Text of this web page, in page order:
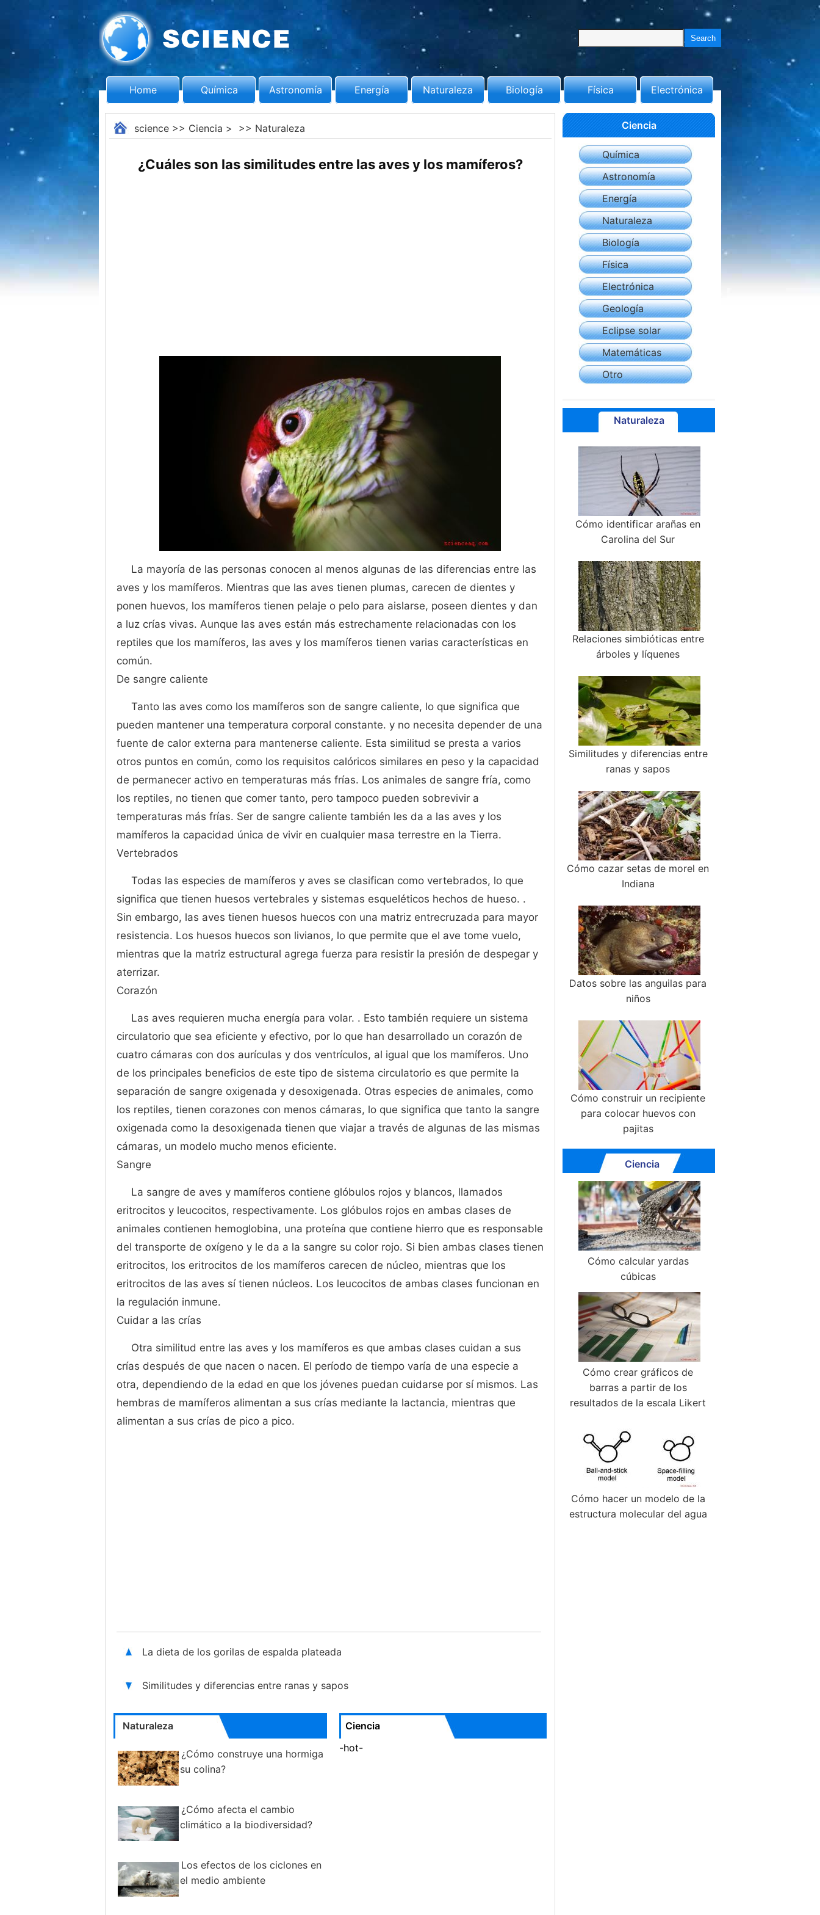
Home Química Astronomía Energía Naturaleza Biología Física Electrónica
science>> Ciencia > >> Naturaleza
¿Cuáles son las similitudes entre las aves y los mamíferos?
La mayoría de las personas conocen al menos algunas de las diferencias entre las
aves y los mamíferos. Mientras que las aves tienen plumas, carecen de dientes y
ponen huevos, los mamíferos tienen pelaje o pelo para aislarse, poseen dientes y dan
a luz crías vivas. Aunque las aves están más estrechamente relacionadas con los
reptiles que los mamíferos, las aves y los mamíferos tienen varias características en
común.
De sangre caliente
Tanto las aves como los mamíferos son de sangre caliente, lo que significa que
pueden mantener una temperatura corporal constante. y no necesita depender de una
fuente de calor externa para mantenerse caliente. Esta similitud se presta a varios
otros puntos en común, como los requisitos calóricos similares en peso y la capacidad
de permanecer activo en temperaturas más frías. Los animales de sangre fría, como
los reptiles, no tienen que comer tanto, pero tampoco pueden sobrevivir a
temperaturas más frías. Ser de sangre caliente también les da a las aves y los
mamíferos la capacidad única de vivir en cualquier masa terrestre en la Tierra.
Vertebrados
Todas las especies de mamíferos y aves se clasifican como vertebrados, lo que
significa que tienen huesos vertebrales y sistemas esqueléticos hechos de hueso. .
Sin embargo, las aves tienen huesos huecos con una matriz entrecruzada para mayor
resistencia. Los huesos huecos son livianos, lo que permite que el ave tome vuelo,
mientras que la matriz estructural agrega fuerza para resistir la presión de despegar y
aterrizar.
Corazón
Las aves requieren mucha energía para volar. . Esto también requiere un sistema
circulatorio que sea eficiente y efectivo, por lo que han desarrollado un corazón de
cuatro cámaras con dos aurículas y dos ventrículos, al igual que los mamíferos. Uno
de los principales beneficios de este tipo de sistema circulatorio es que permite la
separación de sangre oxigenada y desoxigenada. Otras especies de animales, como
los reptiles, tienen corazones con menos cámaras, lo que significa que tanto la sangre
oxigenada como la desoxigenada tienen que viajar a través de algunas de las mismas
cámaras, un modelo mucho menos eficiente.
Sangre
La sangre de aves y mamíferos contiene glóbulos rojos y blancos, llamados
eritrocitos y leucocitos, respectivamente. Los glóbulos rojos en ambas clases de
animales contienen hemoglobina, una proteína que contiene hierro que es responsable
del transporte de oxígeno y le da a la sangre su color rojo. Si bien ambas clases tienen
eritrocitos, los eritrocitos de los mamíferos carecen de núcleo, mientras que los
eritrocitos de las aves sí tienen núcleos. Los leucocitos de ambas clases funcionan en
la regulación inmune.
Cuidar a las crías
Otra similitud entre las aves y los mamíferos es que ambas clases cuidan a sus
crías después de que nacen o nacen. El período de tiempo varía de una especie a
otra, dependiendo de la edad en que los jóvenes puedan cuidarse por sí mismos. Las
hembras de mamíferos alimentan a sus crías mediante la lactancia, mientras que
alimentan a sus crías de pico a pico.
La dieta de los gorilas de espalda plateada
Similitudes y diferencias entre ranas y sapos
Naturaleza
¿Cómo construye una hormiga
su colina?
¿Cómo afecta el cambio
climático a la biodiversidad?
Los efectos de los ciclones en
el medio ambiente
Ciencia
-hot-
Ciencia
Química
Astronomía
Energía
Naturaleza
Biología
Física
Electrónica
Geología
Eclipse solar
Matemáticas
Otro
Naturaleza
Cómo identificar arañas en
Carolina del Sur
Relaciones simbióticas entre
árboles y líquenes
Similitudes y diferencias entre
ranas y sapos
Cómo cazar setas de morel en
Indiana
Datos sobre las anguilas para
niños
Cómo construir un recipiente
para colocar huevos con
pajitas
Ciencia
Cómo calcular yardas
cúbicas
Cómo crear gráficos de
barras a partir de los
resultados de la escala Likert
Cómo hacer un modelo de la
estructura molecular del agua